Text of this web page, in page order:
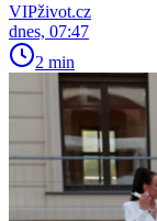
VIPživot.cz
dnes, 07:47
2 min